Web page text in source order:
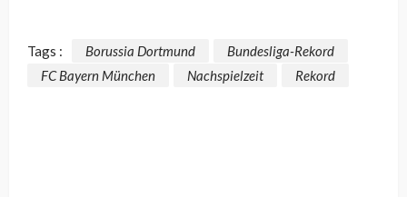
Tags : Borussia Dortmund
Bundesliga-Rekord
FC Bayern München
Nachspielzeit Rekord